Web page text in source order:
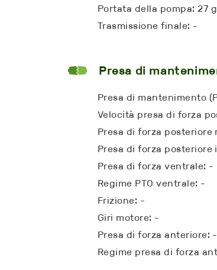
Portata della pompa: 27
Trasmissione finale: -
Presa di
Presa di mantenimento
Velocità presa di forza
Presa di forza posteriore
Presa di forza posteriore
Presa di forza ventrale: -
Regime PTO ventrale: -
Frizione: -
Giri motore: -
Presa di forza anteriore: -
Regime presa di forza